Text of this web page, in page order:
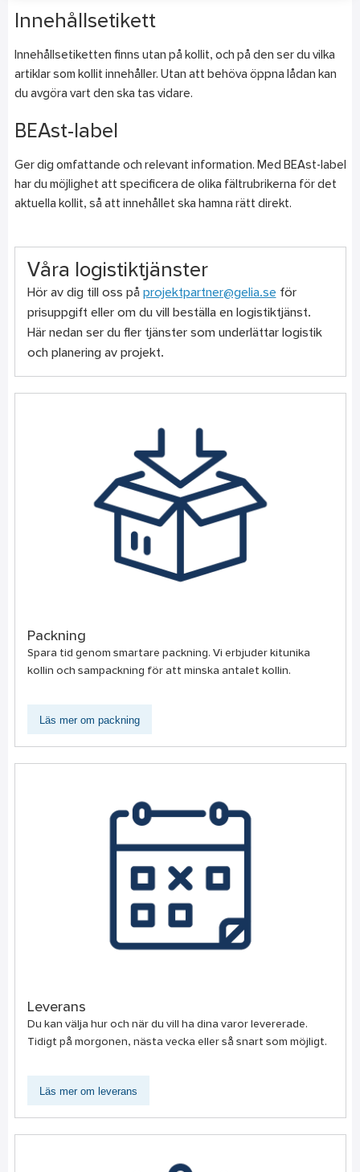
Innehållsetikett
Innehållsetiketten finns utan på kollit, och på den ser du vilka
artiklar som kollit innehåller. Utan att behöva öppna lådan kan
du avgöra vart den ska tas vidare.
BEAst-label
Ger dig omfattande och relevant information. Med BEAst-label
har du möjlighet att specificera de olika fältrubrikerna för det
aktuella kollit, så att innehållet ska hamna rätt direkt.
Våra logistiktjänster
Hör av dig till oss på projektpartner@gelia.se för
prisuppgift eller om du vill beställa en logistiktjänst.
Här nedan ser du fler tjänster som underlättar logistik
och planering av projekt.
Packning
Spara tid genom smartare packning. Vi erbjuder kitunika
kollin och sampackning för att minska antalet kollin.
Läs mer om packning
Leverans
Du kan välja hur och när du vill ha dina varor levererade.
Tidigt på morgonen, nästa vecka eller så snart som möjligt.
Läs mer om leverans